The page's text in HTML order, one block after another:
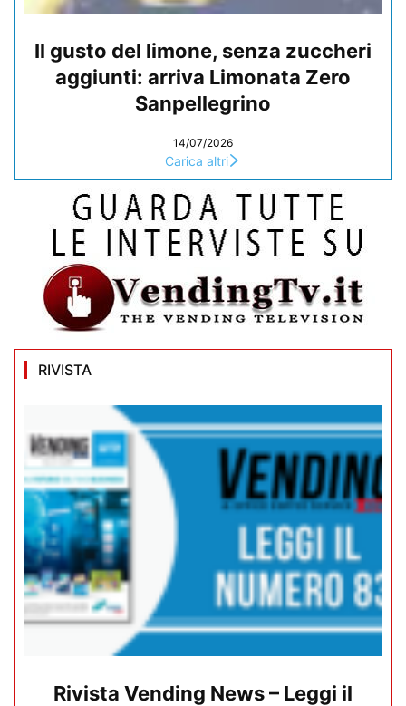
Il gusto del limone, senza zuccheri
aggiunti: arriva Limonata Zero
Sanpellegrino
14/07/2026
Carica altri
RIVISTA
Rivista Vending News – Leggi il